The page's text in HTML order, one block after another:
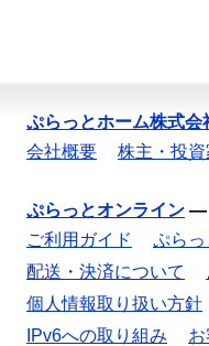
ぷらっとホーム株式会
会社概要
株主・投資
ぷらっとオンライン —
ご利用ガイド
ぷら
配送・決済について
個人情報取り扱い方針
IPv6への取り組み